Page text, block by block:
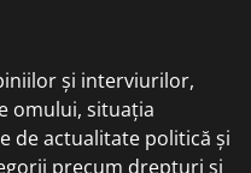
și interviurilor,
omului, situația
de actualitate politică și
precum drepturi și